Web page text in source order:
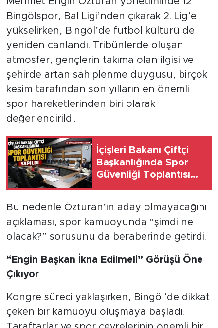
Bingölspor, Bal Ligi’nden çıkarak 2. Lig’e
yükselirken, Bingöl’de futbol kültürü de
yeniden canlandı. Tribünlerde oluşan
atmosfer, gençlerin takıma olan ilgisi ve
şehirde artan sahiplenme duygusu, birçok
kesim tarafından son yılların en önemli
spor hareketlerinden biri olarak
değerlendirildi.
İçişleri Bakanı Çiftçi
Başkanlığında Spor
Güvenliği Toplantısı
Bu nedenle Özturan’ın aday olmayacağını
açıklaması, spor kamuoyunda “şimdi ne
olacak?” sorusunu da beraberinde getirdi.
“Engin Başkan İkna Edilmeli” Görüşü Öne
Çıkıyor
Kongre süreci yaklaşırken, Bingöl’de dikkat
çeken bir kamuoyu oluşmaya başladı.